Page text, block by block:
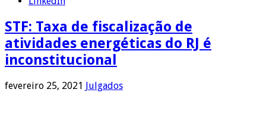
STF: Taxa de fiscalização de
atividades energéticas do RJ é
inconstitucional
fevereiro 25, 2021 Julgados